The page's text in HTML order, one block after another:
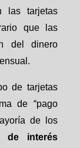
las tarjetas
que las
del dinero
de tarjetas
de “pago
de los
de interés